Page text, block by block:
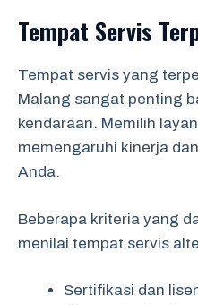
Tempat Servis
Tempat servis yang
Malang sangat penting
kendaraan. Memilih
memengaruhi kinerja
Anda.
Beberapa kriteria yang
menilai tempat servis
Sertifikasi dan